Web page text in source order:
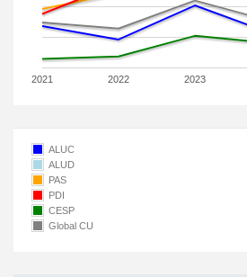
2021 2022 2023
ALUC
ALUD
PAS
PDI
CESP
Global CU